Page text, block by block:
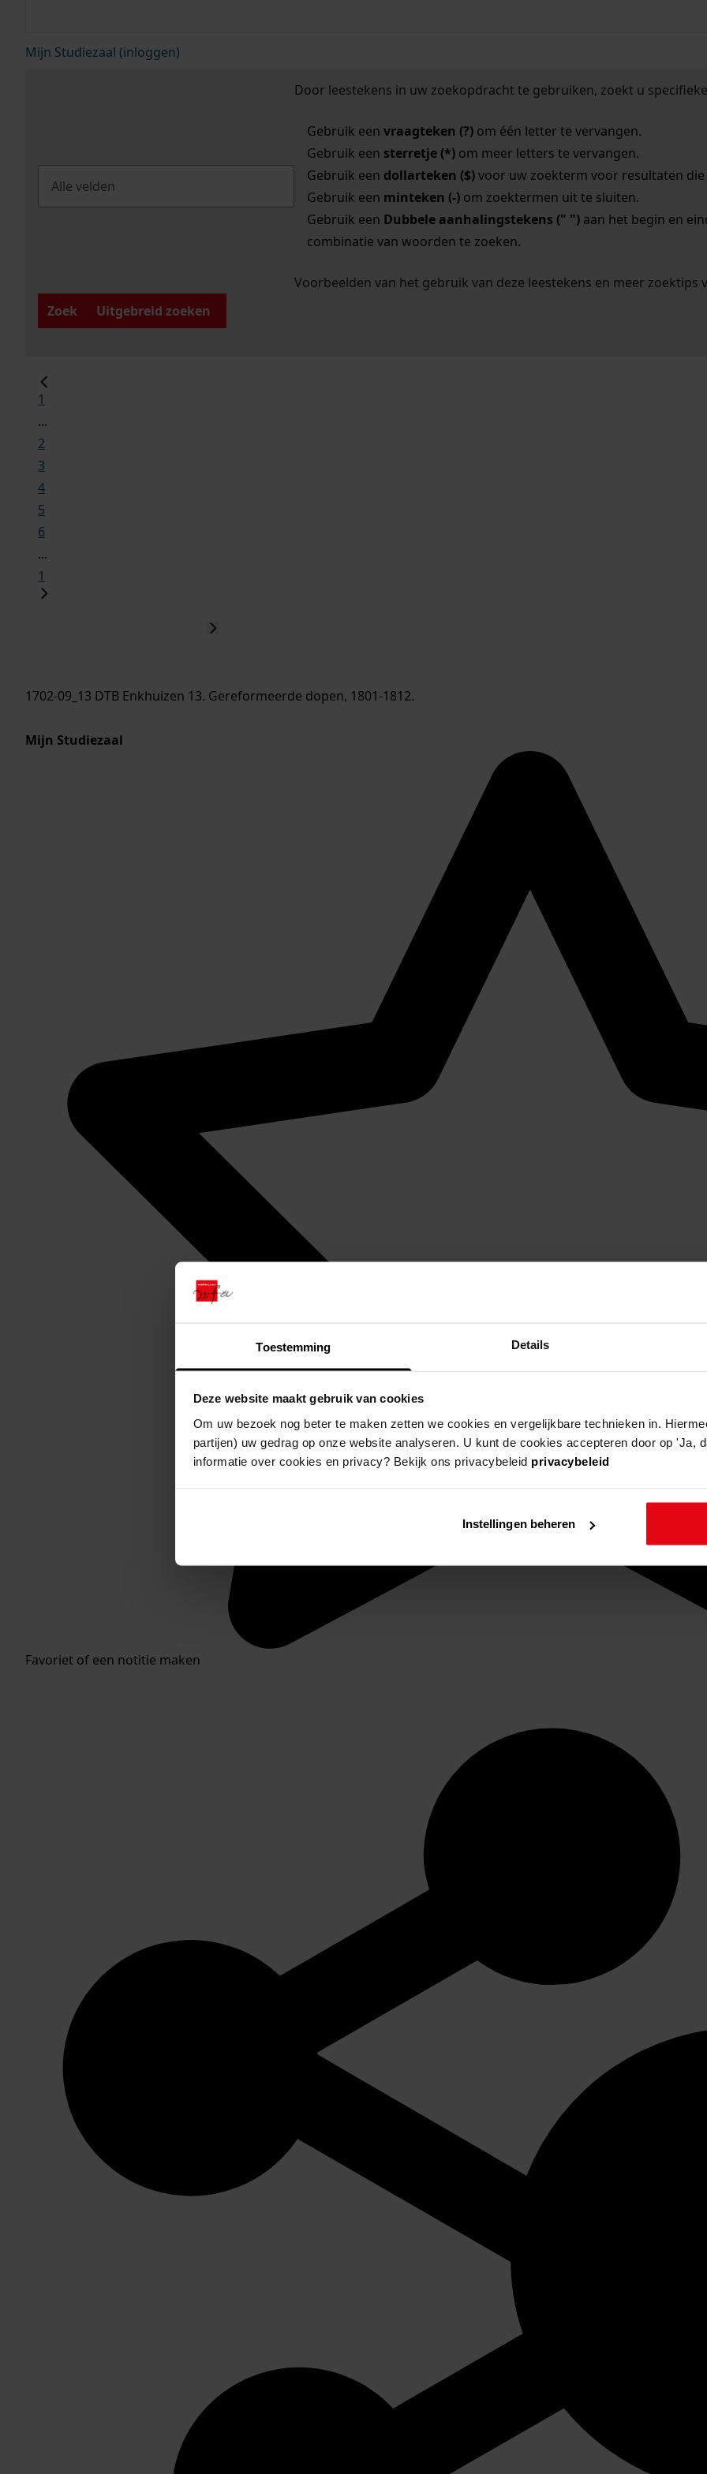
Toestemming Details
Deze website maakt gebruik van cookies
Om uw bezoek nog beter te maken zetten we cookies en vergelijkbare technieken in.
partijen) uw gedrag op onze website analyseren. U kunt de cookies accepteren door op 'Ja,
informatie over cookies en privacy? Bekijk ons privacybeleid privacybeleid
Instellingen beheren
Mijn Studiezaal (inloggen)
Door leestekens in uw zoekopdracht te gebruiken, zoekt u
Gebruik een vraagteken (?)om één letter te vervangen.
Gebruik een sterretje (*)om meer letters te vervangen.
Gebruik een dollarteken ($)voor uw zoekterm voor resultaten die
Gebruik een minteken (-)om zoektermen uit te sluiten.
Gebruik een Dubbele aanhalingstekens (" ")aan het begin en
combinatie van woorden te zoeken.
Voorbeelden van het gebruik van deze leestekens en meer zoektips
Zoek
Uitgebreid zoeken
1
...
2
3
4
5
6
...
1
1702-09_13 DTB Enkhuizen 13. Gereformeerde dopen, 1801-1812.
Mijn Studiezaal
Favoriet of een notitie maken